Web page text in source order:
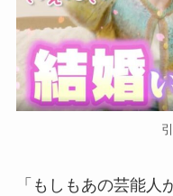
「もしもあの芸能